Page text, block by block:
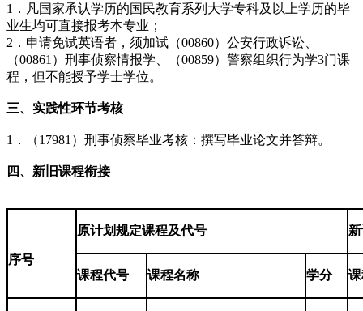
1．凡国家承认学历的国民教育系列大学专科及以上学历的毕
业生均可直接报考本专业；
2．申请免试英语者，须加试（00860）公安行政诉讼、
（00861）刑事侦察情报学、（00859）警察组织行为学3门课
程，但不能授予学士学位。
三、实践性环节考核
1．（17981）刑事侦察毕业考核：撰写毕业论文并答辩。
四、新旧课程衔接
序号
原计划规定课程及代号
课程代号 课程名称 学分